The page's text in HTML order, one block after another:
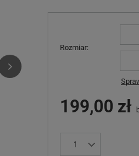
Rozmiar
199,00 zł